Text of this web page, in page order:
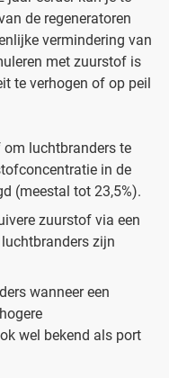
de regeneratoren
vermindering van
met zuurstof is
te verhogen of op peil
luchtbranders te
in de
(meestal tot 23,5%).
zuurstof via een
zijn
wanneer een
wel bekend als port